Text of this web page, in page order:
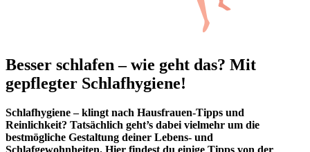
Besser schlafen – wie geht das? Mit
gepflegter Schlafhygiene!
Schlafhygiene – klingt nach Hausfrauen-Tipps und
Reinlichkeit? Tatsächlich geht’s dabei vielmehr um die
bestmögliche Gestaltung deiner Lebens- und